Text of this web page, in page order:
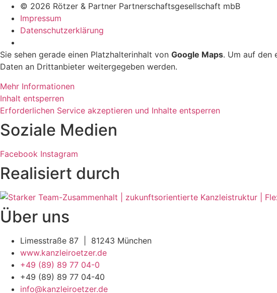
© 2026 Rötzer & Partner Partnerschaftsgesellschaft mbB
Impressum
Datenschutzerklärung
Sie sehen gerade einen Platzhalterinhalt von Google Maps. Um auf den
Daten an Drittanbieter weitergegeben werden.
Mehr Informationen
Inhalt entsperren
Erforderlichen Service akzeptieren und Inhalte entsperren
Soziale Medien
Facebook Instagram
Realisiert durch
Über uns
Limesstraße 87 | 81243 München
www.kanzleiroetzer.de
+49 (89) 89 77 04-0
+49 (89) 89 77 04-40
info@kanzleiroetzer.de